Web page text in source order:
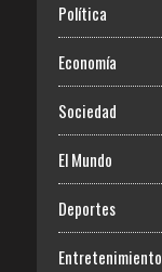
Política
Economía
Sociedad
El Mundo
Deportes
Entretenimiento